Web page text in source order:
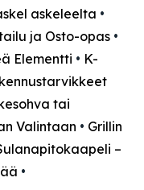
askeleelta •
ja Osto-opas •
Elementti • K-
tai
Valintaan • Grillin
–
•